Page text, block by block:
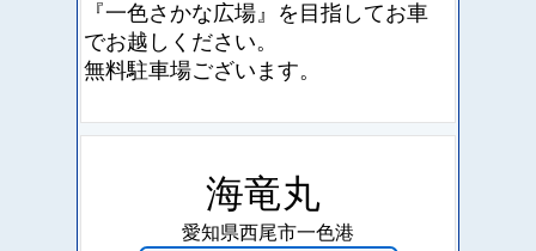
『一色さかな広場』を目指してお車
でお越しください。
無料駐車場ございます。
海竜丸
愛知県西尾市一色港